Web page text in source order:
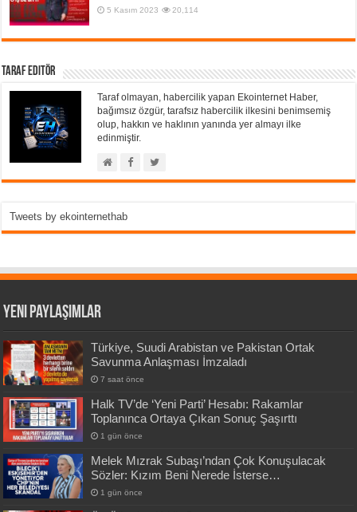
5 Kasım 2023 20,114
Taraf Editör
Taraf olmayan, habercilik yapan Ekointernet Haber,
bağımsız özgür, tarafsız habercilik ilkesini benimsemiş
olup, hakkın ve haklının yanında yer almayı ilke
edinmiştir.
Tweets by ekointernethab
Yeni Paylaşımlar
Türkiye, Suudi Arabistan ve Pakistan Ortak
Savunma Anlaşması İmzaladı
7 saat önce
Halk TV’de ‘Yeni Parti’ Hesabı: Rakamlar
Toplanınca Ortaya Çıkan Sonuç Şaşırttı
1 gün önce
Melek Mızrak Subaşı’ndan Çok Konuşulacak
Sözler: Kızım Beni Nerede İsterse…
1 gün önce